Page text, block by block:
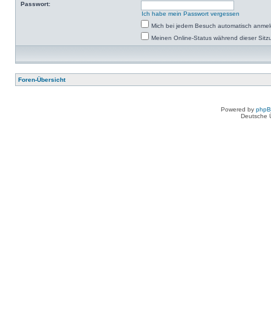
Passwort:
Ich habe mein Passwort vergessen
Mich bei jedem Besuch automatisch
Meinen Online-Status während dieser
Foren-Übersicht
Powered by
Deutsche